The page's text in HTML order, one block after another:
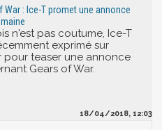
War : Ice-T promet une annonce
n'est pas coutume, Ice-T
exprimé sur
pour teaser une annonce
Gears of War.
18/04/2018, 12:03